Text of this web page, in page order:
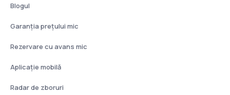
Blogul
Garanția prețului mic
Rezervare cu avans mic
Aplicație mobilă
Radar de zboruri